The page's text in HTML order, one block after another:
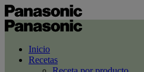
Inicio
Recetas